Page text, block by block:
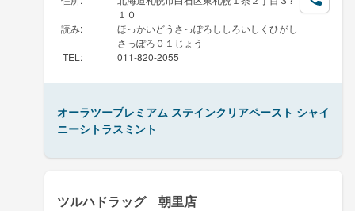
１０
読み:
ほっかいどうさっぽろししろいしくひがし
さっぽろ０１じょう
TEL : 011-820-2055
オーラツープレミアム ステインクリアペースト シャイ
ニーシトラスミント
ツルハドラッグ 朝里店